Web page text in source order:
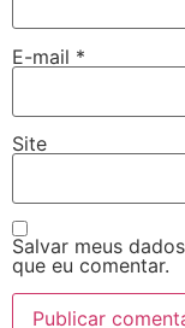
E-mail *
Site
Salvar meus
que eu comentar.